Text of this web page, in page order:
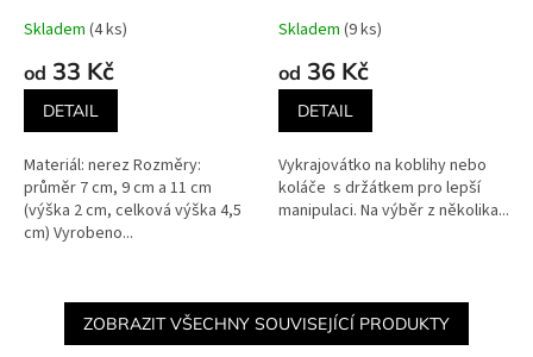
Skladem (4 ks)
od 33 Kč
DETAIL
Materiál: nerez Rozměry:
průměr 7 cm, 9 cm a 11 cm
(výška 2 cm, celková výška 4,5
cm) Vyrobeno...
Skladem (9 ks)
od 36 Kč
DETAIL
Vykrajovátko na koblihy nebo
koláče s držátkem pro lepší
manipulaci. Na výběr z několika...
ZOBRAZIT VŠECHNY SOUVISEJÍCÍ PRODUKTY